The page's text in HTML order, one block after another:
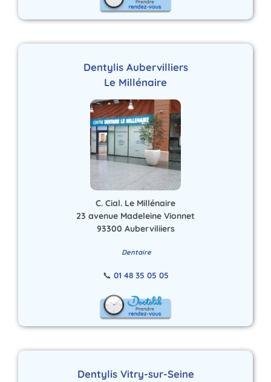
Dentylis Aubervilliers
Le Millénaire
C. Cial. Le Millénaire
23 avenue Madeleine Vionnet
93300 Auberviliiers
Dentaire
📞 01 48 35 05 05
Dentylis Vitry-sur-Seine